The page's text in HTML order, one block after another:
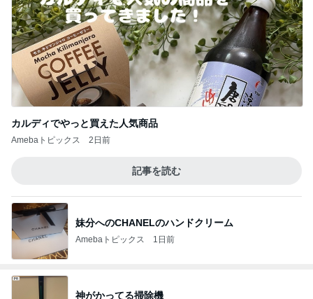
カルディでやっと買えた人気商品
Amebaトピックス 2日前
記事を読む
妹分へのCHANELのハンドクリーム
Amebaトピックス 1日前
神がかってる掃除機